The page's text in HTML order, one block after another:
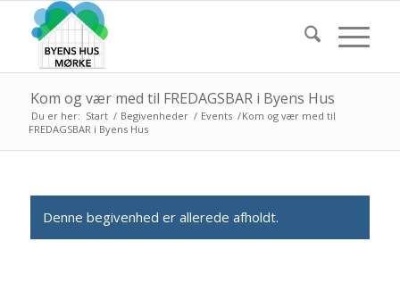
Kom og vær med til FREDAGSBAR i Byens Hus
Du er her: Start / Begivenheder / Events /Kom og vær med til
FREDAGSBAR i Byens Hus
Denne begivenhed er allerede afholdt.